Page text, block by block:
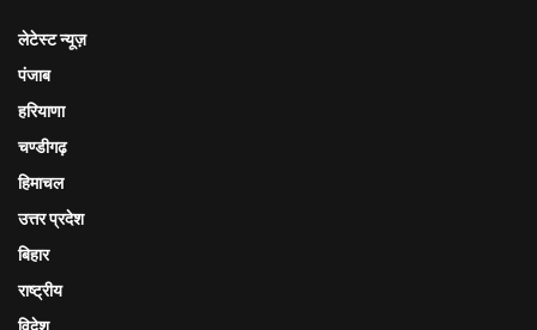
लेटेस्ट न्यूज़
पंजाब
हरियाणा
चण्डीगढ़
हिमाचल
उत्तर प्रदेश
बिहार
राष्ट्रीय